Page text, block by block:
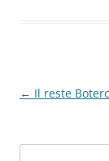
Navigation
← Il reste